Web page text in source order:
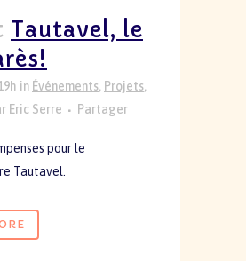
Tautavel, le
in Événements, Projets,
Eric Serre Partager
pour le
Tautavel.